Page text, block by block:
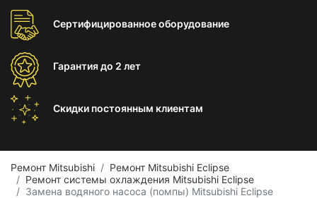
Сертифицированноеоборудование
Гарантиядо 2 лет
Скидки постоянным клиентам
Ремонт Mitsubishi
Ремонт Mitsubishi Eclipse
Ремонт системы охлаждения Mitsubishi Eclipse
Замена водяного насоса (помпы) Mitsubishi Eclipse